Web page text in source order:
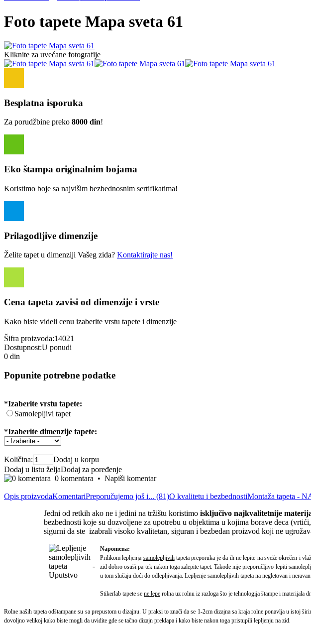
Foto tapete Mapa sveta 61
Kliknite za uvećane fotografije
Besplatna isporuka
Za porudžbine preko 8000 din!
Eko štampa originalnim bojama
Koristimo boje sa najvišim bezbednosnim sertifikatima!
Prilagodljive dimenzije
Želite tapet u dimenziji Vašeg zida? Kontaktirajte nas!
Cena tapeta zavisi od dimenzije i vrste
Kako biste videli cenu izaberite vrstu tapete i dimenzije
Šifra proizvoda:14021
Dostupnost:U ponudi
0 din
Popunite potrebne podatke
*Izaberite vrstu tapete:
Samolepljivi tapet
*Izaberite dimenzije tapete:
Količina:
Dodaj u korpu
Dodaj u listu željaDodaj za poređenje
0 komentara • Napiši komentar
Opis proizvodaKomentariPreporučujemo još i... (81)O kvalitetu i bezbednostiMontaža tapeta -
Jedni od retkih ako ne i jedini na tržištu koristimo isključivo najkvalitetnije
bezbednosti koje su dozvoljene za upotrebu u objektima u kojima borave deca
sigurni da ste izabrali visoko kvalitetan, siguran i bezbedan proizvod koji ne
Napomena:
Prilikom lepljenja samolepljivihtapeta preporuka je da ih ne lepite na sveže okrečen i
zid dobro osuši pa tek nakon toga zalepite tapet.Takođe nije preporučljivo lepiti
u tom slučaju doći do odlepljivanja. Lepljenje samolepljivih tapeta na negletovan i
Stikerlab tapete se ne lepe rolna uz rolnu iz razloga što je tehnologija štampe i materijala
Rolne naših tapeta odštampane su sa prepustom u dizajnu. U praksi to znači da se 1-2cm dizajna sa kraja rolne ponavlja u
dovoljno velikoj kako biste mogli da uvidite gde se tačno dizajn preklapa i kako biste nakon toga pristupili lepljenju na zid.